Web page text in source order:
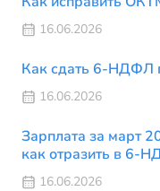
16.06.2026
Как сдать 6-НДФЛ
16.06.2026
Зарплата за март
как отразить в 6-
16.06.2026